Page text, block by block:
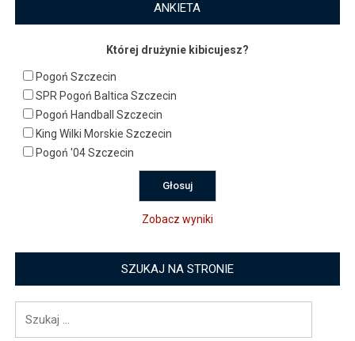
ANKIETA
Której drużynie kibicujesz?
Pogoń Szczecin
SPR Pogoń Baltica Szczecin
Pogoń Handball Szczecin
King Wilki Morskie Szczecin
Pogoń '04 Szczecin
Zobacz wyniki
SZUKAJ NA STRONIE